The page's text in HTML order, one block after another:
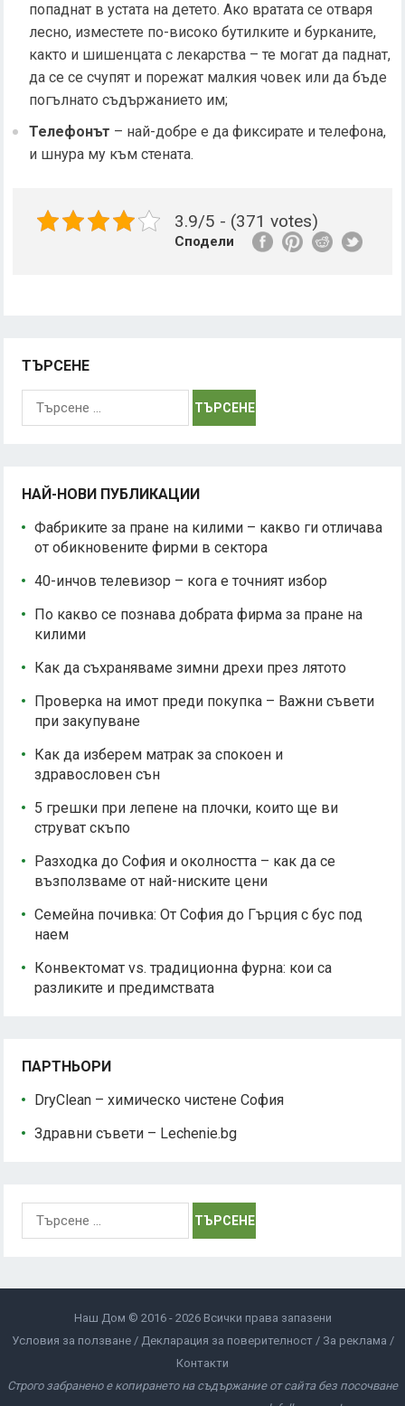
попаднат в устата на детето. Ако вратата се отваря
лесно, изместете по-високо бутилките и бурканите,
както и шишенцата с лекарства – те могат да паднат,
да се се счупят и порежат малкия човек или да бъде
погълнато съдържанието им;
Телефонът – най-добре е да фиксирате и телефона,
и шнура му към стената.
3.9/5 - (371 votes)
Сподели
ТЪРСЕНЕ
Търсене
НАЙ-НОВИ ПУБЛИКАЦИИ
Фабриките за пране на килими – какво ги отличава
от обикновените фирми в сектора
40-инчов телевизор – кога е точният избор
По какво се познава добрата фирма за пране на
килими
Как да съхраняваме зимни дрехи през лятото
Проверка на имот преди покупка – Важни съвети
при закупуване
Как да изберем матрак за спокоен и
здравословен сън
5 грешки при лепене на плочки, които ще ви
струват скъпо
Разходка до София и околността – как да се
възползваме от най-ниските цени
Семейна почивка: От София до Гърция с бус под
наем
Конвектомат vs. традиционна фурна: кои са
разликите и предимствата
ПАРТНЬОРИ
DryClean – химическо чистене София
Здравни съвети – Lechenie.bg
Търсене
Наш Дом © 2016 - 2026 Всички права запазени
Условия за ползване
Декларация за поверителност
За реклама
Контакти
Строго забранено е копирането на съдържание от сайта без посочване